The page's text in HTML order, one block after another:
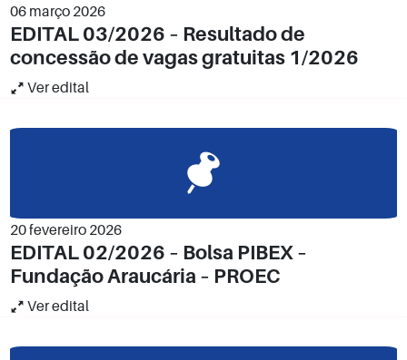
06 março 2026
EDITAL 03/2026 – Resultado de
concessão de vagas gratuitas 1/2026
Ver edital
20 fevereiro 2026
EDITAL 02/2026 – Bolsa PIBEX –
Fundação Araucária – PROEC
Ver edital